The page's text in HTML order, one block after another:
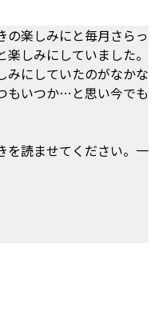
の楽しみにと毎月さらっ
しみにしていました。
みにしていたのがなかな
もいつか…と思い今でも
を読ませてください。一